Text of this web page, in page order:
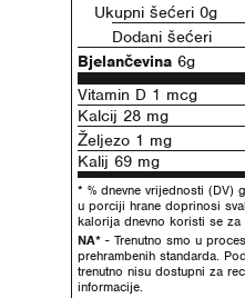
Ukupni šećeri 0g
Dodani šećeri
Bjelančevina 6g
Vitamin D 1 mcg
Kalcij 28 mg
Željezo 1 mg
Kalij 69 mg
* % dnevne vrijednosti (DV)
u porciji hrane doprinosi
kalorija dnevno koristi se za
NA* - Trenutno smo u
prehrambenih standarda.
trenutno nisu dostupni za
informacije.